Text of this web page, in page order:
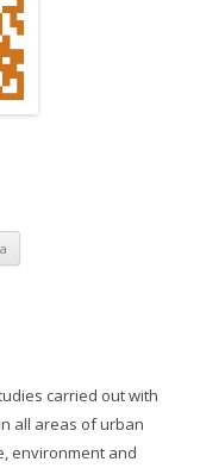
carried out with
all areas of urban
environment and